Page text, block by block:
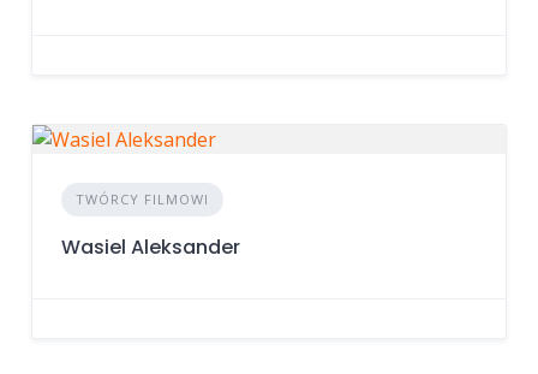
TWÓRCY FILMOWI
Wasiel Aleksander